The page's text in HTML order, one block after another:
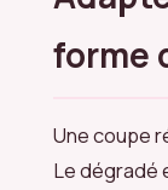
forme
Une coupe
Le dégradé